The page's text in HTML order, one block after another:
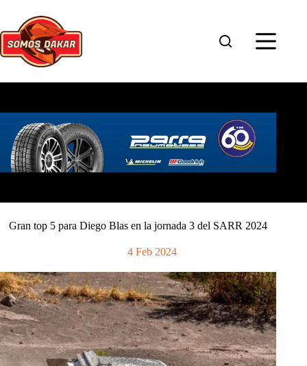
contenido
Gran top 5 para Diego Blas en la jornada 3 del SARR 2024
4 Feb 2024